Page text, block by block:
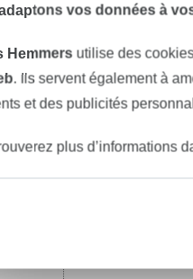
vos données à
Hemmers utilise des
. Ils servent également à
et des publicités
plus d’informations